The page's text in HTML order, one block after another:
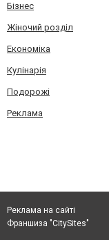
Бізнес
Жіночий розділ
Економіка
Кулінарія
Подорожі
Реклама
Реклама на сайті
Франшиза "CitySites"